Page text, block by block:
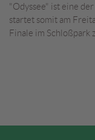
"Odyssee" ist eine
startet somit am
Finale im Schloßpark